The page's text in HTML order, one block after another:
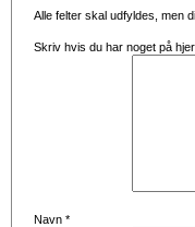
Alle felter skal udfyldes, men
Skriv hvis du har noget på
Navn *